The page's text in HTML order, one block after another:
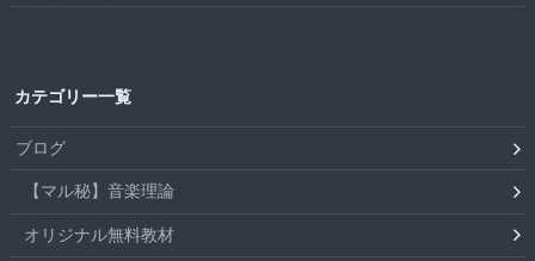
カテゴリー一覧
ブログ
【マル秘】音楽理論
オリジナル無料教材